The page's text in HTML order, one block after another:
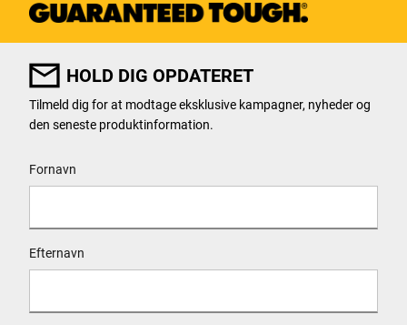
HOLD DIG OPDATERET
Tilmeld dig for at modtage eksklusive kampagner, nyheder og
den seneste produktinformation.
Fornavn
Efternavn